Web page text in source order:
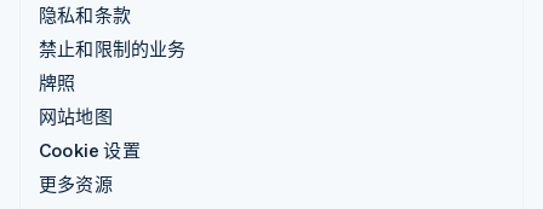
隐私和条款
禁止和限制的业务
牌照
网站地图
Cookie 设置
更多资源